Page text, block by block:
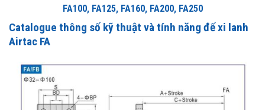
FA100, FA125, FA160, FA200, FA250
Catalogue thông số kỹ thuật và tính năng đế xi lanh
Airtac FA